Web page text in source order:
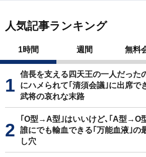
人気記事ランキング
1時間 週間 無料
信長を支える四天王の一人だった
にハメられて｢清須会議｣に出席で
武将の哀れな末路
｢O型→A型｣はいいけど､｢A型→O
誰にでも輸血できる｢万能血液｣の
し穴